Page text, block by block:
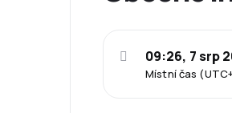
Místní čas
09:26, 7 srp